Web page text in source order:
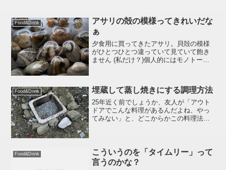
Food&Drink
アサリの殻の模様ってきれいだな
ぁ
夕食用に買ってきたアサリ。貝殻の模様
がひとつひとつ違っていて見ていて飽き
ません (私だけ？)個人的にはモノトーン
シャツ。。。なんちゃって :poripori: 見て
よし...
Food&Drink 埋蔵して蒸し焼きにする調理方法
25年近く前でしょうか、友人が「アウト
ドアでこんな料理があるんだよね、やっ
てみない」と、どこからかこの料理法を
き食べ物を地中に...
Food&Drink
こういうのを「タイムリー」って
言うのかな？